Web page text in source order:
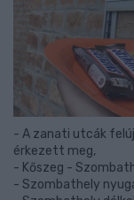
- A zanati utcák
érkezett meg,
- Kőszeg -
- Szombathely